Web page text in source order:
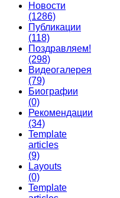
Новости
(1286)
Публикации
(118)
Поздравляем!
(298)
Видеогалерея
(79)
Биографии
(0)
Рекомендации
(34)
Template
articles
(9)
Layouts
(0)
Template